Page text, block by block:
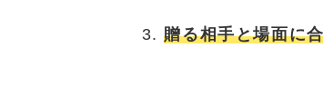
贈る相手と場面に